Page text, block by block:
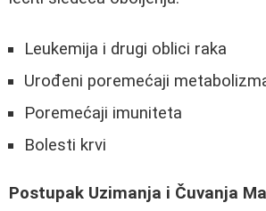
Leukemija i drugi oblici raka
Urođeni poremećaji
Poremećaji imuniteta
Bolesti krvi
Postupak Uzimanja i Čuvanja